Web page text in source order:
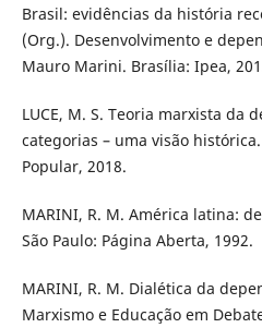
Brasil: evidências da história
(Org.). Desenvolvimento e
Mauro Marini. Brasília: Ipea,
LUCE, M. S. Teoria marxista da
categorias – uma visão
Popular, 2018.
MARINI, R. M. América latina:
São Paulo: Página Aberta, 1992.
MARINI, R. M. Dialética da
Marxismo e Educação em